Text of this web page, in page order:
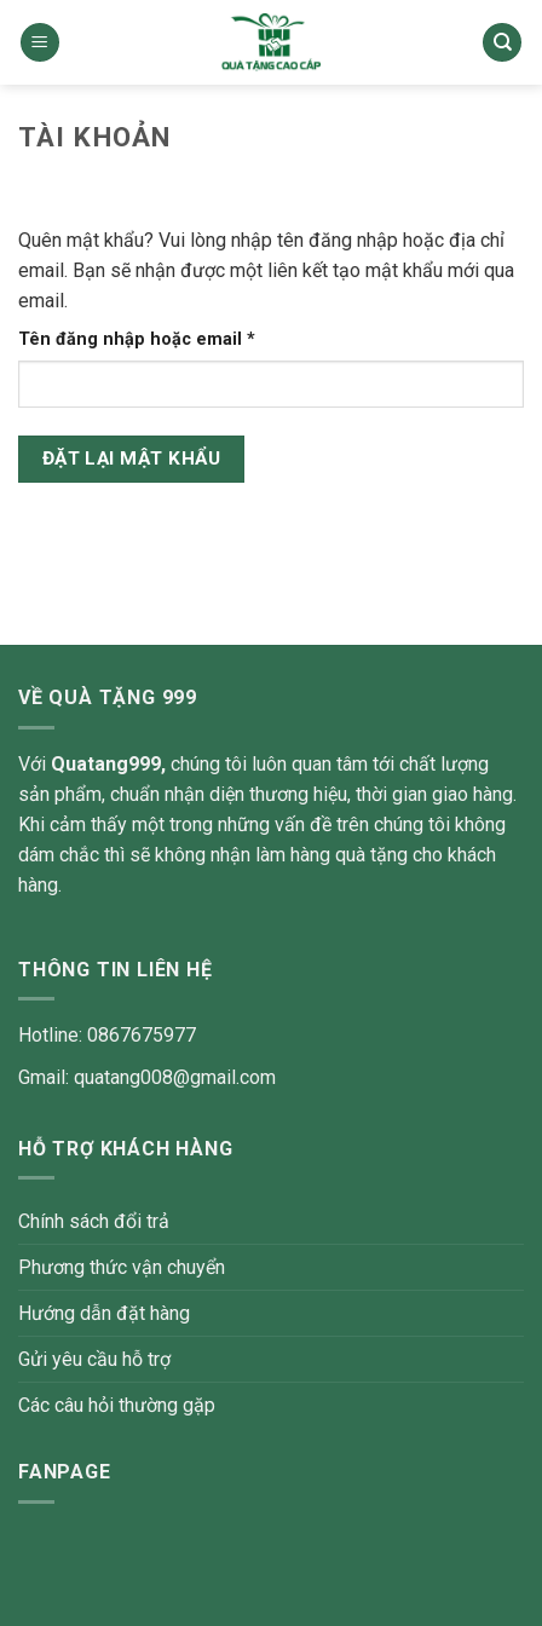
TÀI KHOẢN
Quên mật khẩu? Vui lòng nhập tên đăng nhập hoặc địa chỉ
email. Bạn sẽ nhận được một liên kết tạo mật khẩu mới qua
email.
Tên đăng nhập hoặc email *Bắt
buộc
ĐẶT LẠI MẬT KHẨU
VỀ QUÀ TẶNG 999
Với Quatang999, chúng tôi luôn quan tâm tới chất lượng
sản phẩm, chuẩn nhận diện thương hiệu, thời gian giao hàng.
Khi cảm thấy một trong những vấn đề trên chúng tôi không
dám chắc thì sẽ không nhận làm hàng quà tặng cho khách
hàng.
THÔNG TIN LIÊN HỆ
Hotline: 0867675977
Gmail: quatang008@gmail.com
HỖ TRỢ KHÁCH HÀNG
Chính sách đổi trả
Phương thức vận chuyển
Hướng dẫn đặt hàng
Gửi yêu cầu hỗ trợ
Các câu hỏi thường gặp
FANPAGE